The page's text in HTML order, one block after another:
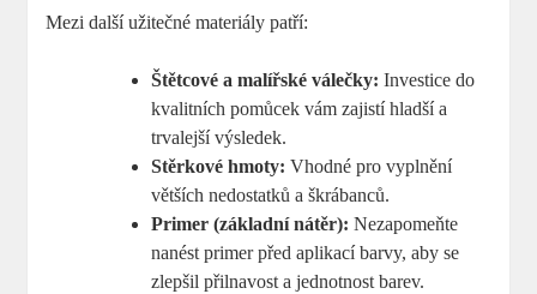
Mezi další užitečné materiály patří:
Štětcové a malířské válečky: Investice do
kvalitních pomůcek vám zajistí hladší a
trvalejší výsledek.
Stěrkové hmoty: Vhodné pro vyplnění
větších nedostatků a škrábanců.
Primer (základní nátěr): Nezapomeňte
nanést primer před aplikací barvy, aby se
zlepšil přilnavost a jednotnost barev.